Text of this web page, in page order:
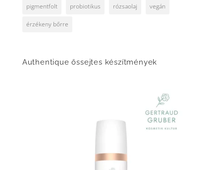
pigmentfolt probiotikus rózsaolaj vegán
érzékeny bőrre
Authentique őssejtes készítmények